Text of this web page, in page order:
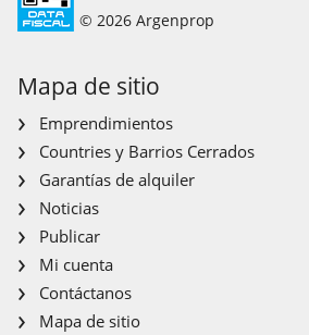
© 2026 Argenprop
Mapa de sitio
Emprendimientos
Countries y Barrios Cerrados
Garantías de alquiler
Noticias
Publicar
Mi cuenta
Contáctanos
Mapa de sitio